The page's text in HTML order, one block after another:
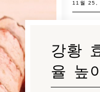
11월 25,
강황
율 높